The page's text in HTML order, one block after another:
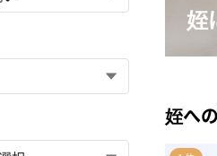
姪
姪へ